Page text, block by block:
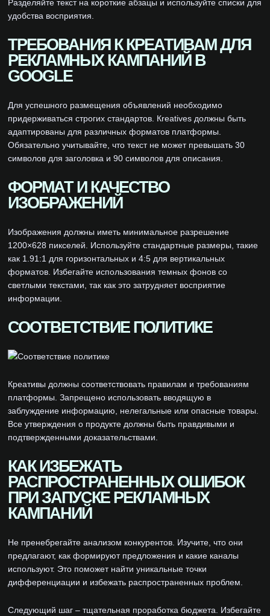
Разделяйте текст на короткие абзацы и используйте списки для
удобства восприятия.
ТРЕБОВАНИЯ К КРЕАТИВАМ ДЛЯ
РЕКЛАМНЫХ КАМПАНИЙ В
GOOGLE
Для успешного размещения объявлений необходимо
придерживаться строгих стандартов. Кreatives должны быть
адаптированы для различных форматов платформы.
Обязательно учитывайте, что текст не может превышать 30
символов для заголовка и 90 символов для описания.
ФОРМАТ И КАЧЕСТВО
ИЗОБРАЖЕНИЙ
Изображения должны иметь минимальное разрешение
1200×628 пикселей. Используйте стандартные размеры, такие
как 1.91:1 для горизонтальных и 4:5 для вертикальных
форматов. Избегайте использования темных фонов со
светлыми текстами, так как это затрудняет восприятие
информации.
СООТВЕТСТВИЕ ПОЛИТИКЕ
Креативы должны соответствовать правилам и требованиям
платформы. Запрещено использовать вводящую в
заблуждение информацию, нелегальные или опасные товары.
Все утверждения о продукте должны быть правдивыми и
подтвержденными доказательствами.
КАК ИЗБЕЖАТЬ
РАСПРОСТРАНЕННЫХ ОШИБОК
ПРИ ЗАПУСКЕ РЕКЛАМНЫХ
КАМПАНИЙ
Не пренебрегайте анализом конкурентов. Изучите, что они
предлагают, как формируют предложения и какие каналы
используют. Это поможет найти уникальные точки
дифференциации и избежать распространенных проблем.
Следующий шаг – тщательная проработка бюджета. Избегайте